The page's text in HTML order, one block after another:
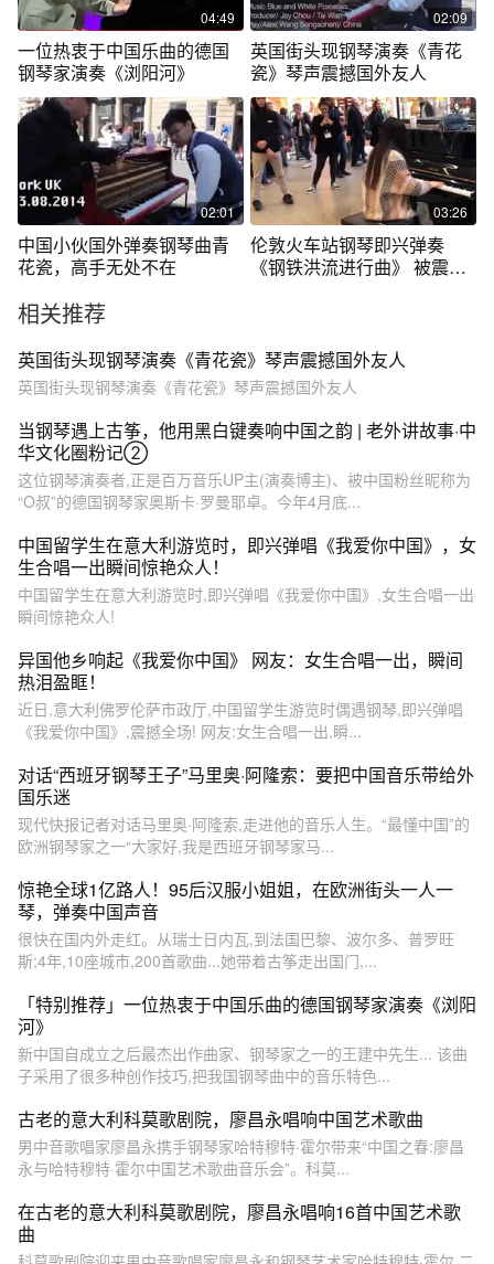
04:49
一位热衷于中国乐曲的德国
钢琴家演奏《浏阳河》
02:09
英国街头现钢琴演奏《青花
瓷》琴声震撼国外友人
02:01
中国小伙国外弹奏钢琴曲青
花瓷，高手无处不在
03:26
伦敦火车站钢琴即兴弹奏
《钢铁洪流进行曲》 被震撼
相关推荐
英国街头现钢琴演奏《青花瓷》琴声震撼国外友人
英国街头现钢琴演奏《青花瓷》琴声震撼国外友人
当钢琴遇上古筝，他用黑白键奏响中国之韵 | 老外讲故事·中
华文化圈粉记②
这位钢琴演奏者,正是百万音乐UP主(演奏博主)、被中国粉丝昵称为
“O叔”的德国钢琴家奥斯卡·罗曼耶卓。今年4月底...
中国留学生在意大利游览时，即兴弹唱《我爱你中国》，女
生合唱一出瞬间惊艳众人！
中国留学生在意大利游览时,即兴弹唱《我爱你中国》,女生合唱一出
瞬间惊艳众人!
异国他乡响起《我爱你中国》 网友：女生合唱一出，瞬间
热泪盈眶！
近日,意大利佛罗伦萨市政厅,中国留学生游览时偶遇钢琴,即兴弹唱
《我爱你中国》,震撼全场! 网友:女生合唱一出,瞬...
对话“西班牙钢琴王子”马里奥·阿隆索：要把中国音乐带给外
国乐迷
现代快报记者对话马里奥·阿隆索,走进他的音乐人生。“最懂中国”的
欧洲钢琴家之一“大家好,我是西班牙钢琴家马...
惊艳全球1亿路人！95后汉服小姐姐，在欧洲街头一人一
琴，弹奏中国声音
很快在国内外走红。从瑞士日内瓦,到法国巴黎、波尔多、普罗旺
斯;4年,10座城市,200首歌曲...她带着古筝走出国门,...
「特别推荐」一位热衷于中国乐曲的德国钢琴家演奏《浏阳
河》
新中国自成立之后最杰出作曲家、钢琴家之一的王建中先生... 该曲
子采用了很多种创作技巧,把我国钢琴曲中的音乐特色...
古老的意大利科莫歌剧院，廖昌永唱响中国艺术歌曲
男中音歌唱家廖昌永携手钢琴家哈特穆特·霍尔带来“中国之春:廖昌
永与哈特穆特·霍尔中国艺术歌曲音乐会”。科莫...
在古老的意大利科莫歌剧院，廖昌永唱响16首中国艺术歌
曲